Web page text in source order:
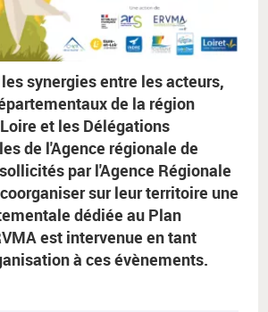
synergies entre les acteurs,
de la région
et les Délégations
de l'Agence régionale de
par l'Agence Régionale
sur leur territoire une
dédiée au Plan
est intervenue en tant
à ces évènements.